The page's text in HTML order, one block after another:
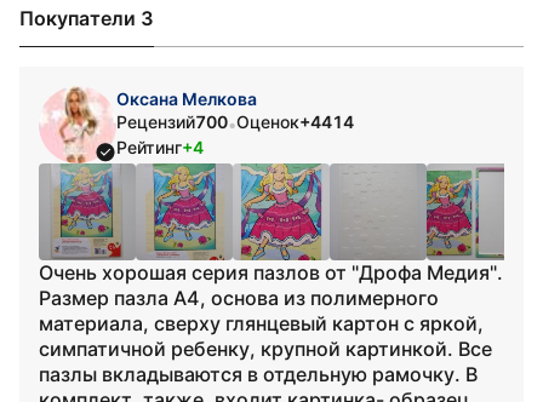
Покупатели 3
Оксана Мелкова
Рецензий700•Оценок+4414
Рейтинг+4
Очень хорошая серия пазлов от "Дрофа Медия".
Размер пазла А4, основа из полимерного
материала, сверху глянцевый картон с яркой,
симпатичной ребенку, крупной картинкой. Все
пазлы вкладываются в отдельную рамочку. В